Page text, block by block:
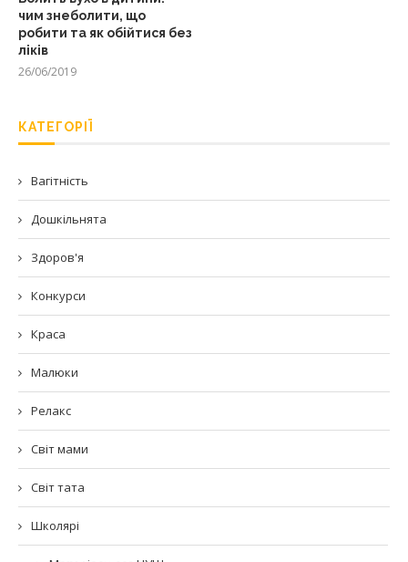
чим знеболити, що
робити та як обійтися без
ліків
26/06/2019
КАТЕГОРІЇ
Вагітність
Дошкільнята
Здоров'я
Конкурси
Краса
Малюки
Релакс
Світ мами
Світ тата
Школярі